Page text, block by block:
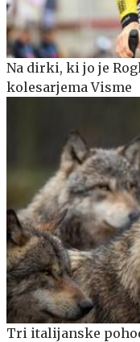
Na dirki, ki jo je
kolesarjema Visme
Tri italijanske